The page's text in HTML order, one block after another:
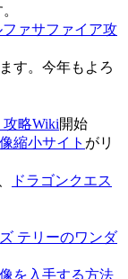
ァサファイア攻
す。今年もよろ
攻略Wiki開始
縮小サイト がリ
ドラゴンクエス
テリーのワンダ
を入手する方法